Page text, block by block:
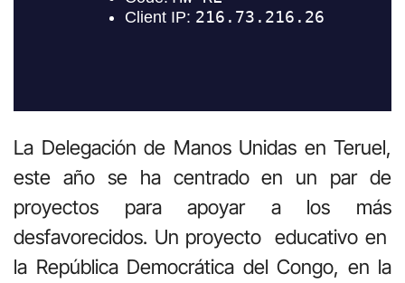
La Delegación de Manos Unidas en Teruel,
este año se ha centrado en un par de
proyectos para apoyar a los más
desfavorecidos. Un proyecto educativo en
la República Democrática del Congo, en la